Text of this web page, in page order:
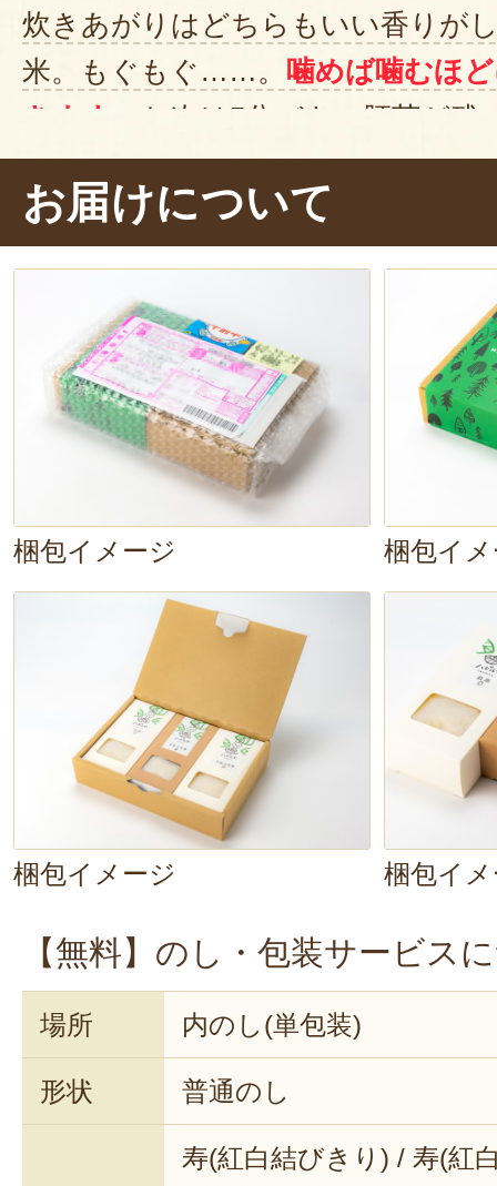
炊きあがりはどちらもいい香りが
米。もぐもぐ……。
噛めば噛むほ
きます
。お次は5分づき。胚芽が
し歯ごたえがりますね～。玄米の
いです。皆さんも好みや気分に合
そしてもう一つのイチオシポイン
とても可愛らしいウサギがデザイ
プレゼントにもぴったりですね♪
お届けについて
梱包イメージ 梱包イ
梱包イメージ 梱包イ
【無料】のし・包装サービス
場所 内のし(単包装)
形状 普通のし
寿(紅白結びきり) / 寿(紅